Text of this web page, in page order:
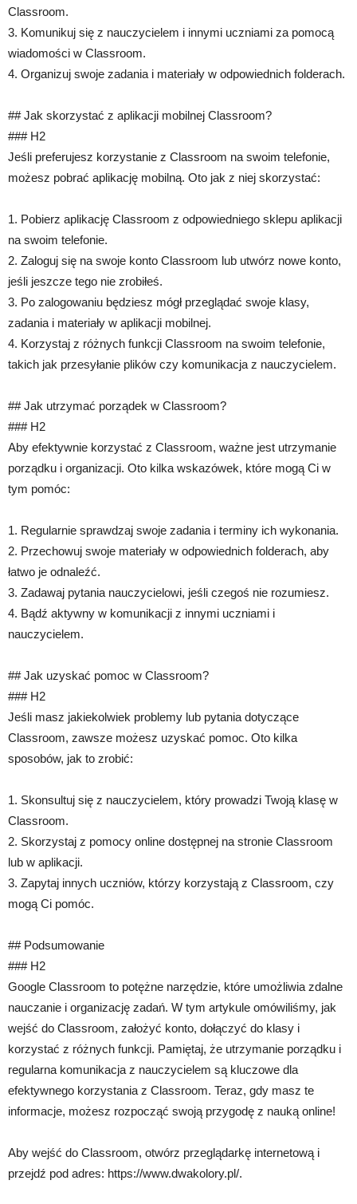
Classroom.
3. Komunikuj się z nauczycielem i innymi uczniami za pomocą
wiadomości w Classroom.
4. Organizuj swoje zadania i materiały w odpowiednich folderach.
## Jak skorzystać z aplikacji mobilnej Classroom?
### H2
Jeśli preferujesz korzystanie z Classroom na swoim telefonie,
możesz pobrać aplikację mobilną. Oto jak z niej skorzystać:
1. Pobierz aplikację Classroom z odpowiedniego sklepu aplikacji
na swoim telefonie.
2. Zaloguj się na swoje konto Classroom lub utwórz nowe konto,
jeśli jeszcze tego nie zrobiłeś.
3. Po zalogowaniu będziesz mógł przeglądać swoje klasy,
zadania i materiały w aplikacji mobilnej.
4. Korzystaj z różnych funkcji Classroom na swoim telefonie,
takich jak przesyłanie plików czy komunikacja z nauczycielem.
## Jak utrzymać porządek w Classroom?
### H2
Aby efektywnie korzystać z Classroom, ważne jest utrzymanie
porządku i organizacji. Oto kilka wskazówek, które mogą Ci w
tym pomóc:
1. Regularnie sprawdzaj swoje zadania i terminy ich wykonania.
2. Przechowuj swoje materiały w odpowiednich folderach, aby
łatwo je odnaleźć.
3. Zadawaj pytania nauczycielowi, jeśli czegoś nie rozumiesz.
4. Bądź aktywny w komunikacji z innymi uczniami i
nauczycielem.
## Jak uzyskać pomoc w Classroom?
### H2
Jeśli masz jakiekolwiek problemy lub pytania dotyczące
Classroom, zawsze możesz uzyskać pomoc. Oto kilka
sposobów, jak to zrobić:
1. Skonsultuj się z nauczycielem, który prowadzi Twoją klasę w
Classroom.
2. Skorzystaj z pomocy online dostępnej na stronie Classroom
lub w aplikacji.
3. Zapytaj innych uczniów, którzy korzystają z Classroom, czy
mogą Ci pomóc.
## Podsumowanie
### H2
Google Classroom to potężne narzędzie, które umożliwia zdalne
nauczanie i organizację zadań. W tym artykule omówiliśmy, jak
wejść do Classroom, założyć konto, dołączyć do klasy i
korzystać z różnych funkcji. Pamiętaj, że utrzymanie porządku i
regularna komunikacja z nauczycielem są kluczowe dla
efektywnego korzystania z Classroom. Teraz, gdy masz te
informacje, możesz rozpocząć swoją przygodę z nauką online!
Aby wejść do Classroom, otwórz przeglądarkę internetową i
przejdź pod adres: https://www.dwakolory.pl/.